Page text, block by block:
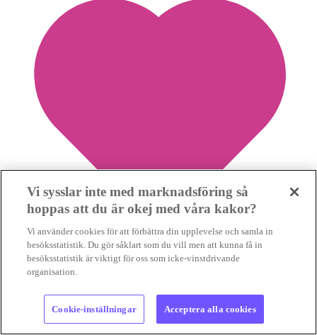
Vi sysslar inte med marknadsföring så
hoppas att du är okej med våra kakor?
Vi använder cookies för att förbättra din upplevelse och samla in
besöksstatistik. Du gör såklart som du vill men att kunna få in
besöksstatistik är viktigt för oss som icke-vinstdrivande
organisation.
Cookie-inställningar Acceptera alla cookies